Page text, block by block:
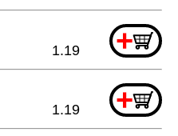
+
1.19
+
1.19